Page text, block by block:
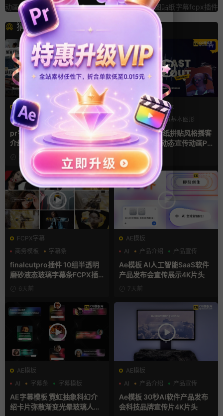
动画AE工程
促销自媒体贴图贴纸字幕fcpx插件
猜你喜欢
PR基本图形mogrt
PR基本图形
PR字幕模板
人物介绍
pr字幕模板 9组胶带贴纸人物
介绍角标动画PR模版
20小时前
PR基本图形mogrt
LOGO动画
PR基本图形
复古风
pr模板 做旧撕纸拼贴风格播客
节目开场介绍动态宣传动画PR
模版4天前
FCPX字幕
商务模板
字幕条
finalcutpro插件 10组半透明
磨砂液态玻璃字幕条FCPX插
6天前
AE模板
AI
产品介绍 产品宣传
Ae模板 AI人工智能SaaS软件
产品发布会宣传展示4K片头
7天前
AE模板
AI
字幕条 字幕模板
AE字幕模板 霓虹抽象科幻介
绍卡片弥散渐变光晕玻璃人名
AE模板
AI
产品介绍 产品宣传
Ae模板 30秒AI软件产品发布
会科技品牌宣传片4K片头